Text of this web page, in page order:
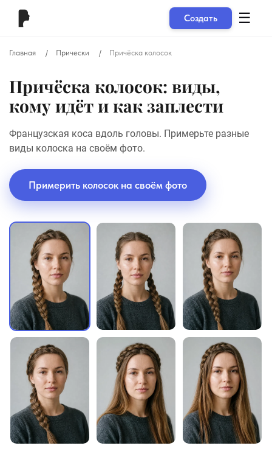
Создать ☰
Главная Прически Причёска колосок
Причёска колосок: виды,
кому идёт и как заплести
Французская коса вдоль головы. Примерьте разные
виды колоска на своём фото.
Примерить колосок на своём фото